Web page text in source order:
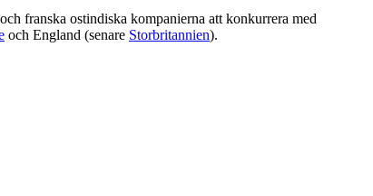
franska ostindiska kompanierna att konkurrera med
och England (senare Storbritannien).